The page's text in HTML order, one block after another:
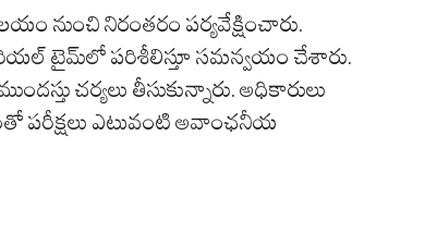
నుంచి నిరంతరం పర్యవేక్షించారు.
రియల్ టైమ్‌లో పరిశీలిస్తూ సమన్వయం చేశారు.
చర్యలు తీసుకున్నారు. అధికారులు
పరీక్షలు ఎటువంటి అవాంఛనీయ